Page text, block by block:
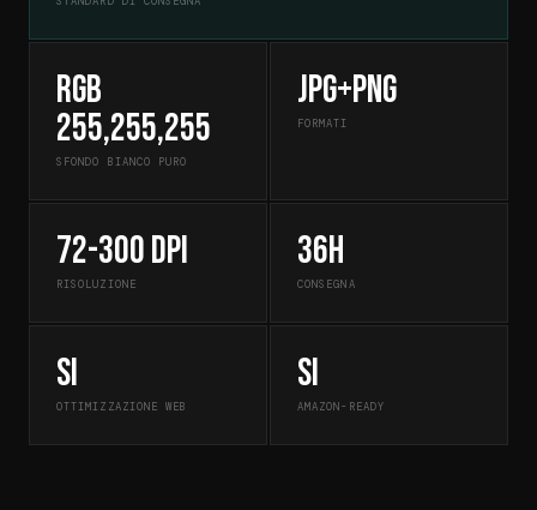
RGB
255,255,255
SFONDO BIANCO PURO
JPG+PNG
FORMATI
72-300 dpi
RISOLUZIONE
36h
CONSEGNA
Si
OTTIMIZZAZIONE WEB
Si
AMAZON-READY